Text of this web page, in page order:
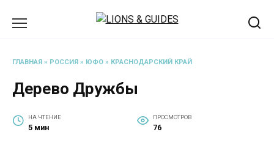
ГЛАВНАЯ » РОССИЯ » ЮФО » КРАСНОДАРСКИЙ КРАЙ
Дерево Дружбы
НА ЧТЕНИЕ
5 мин
ПРОСМОТРОВ
76